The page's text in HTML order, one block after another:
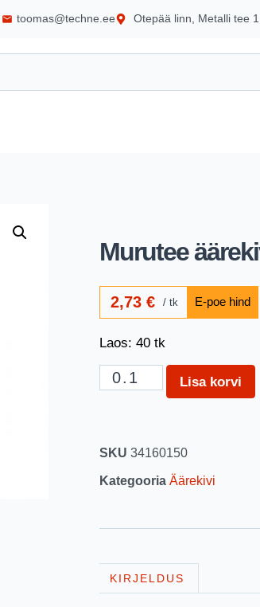
toomas@techne.ee Otepää linn, Metalli tee 1
Murutee
2,73€ tk
Laos: 40 tk
Lisa korvi
SKU 34160150
Kategooria Äärekivi
KIRJELDUS